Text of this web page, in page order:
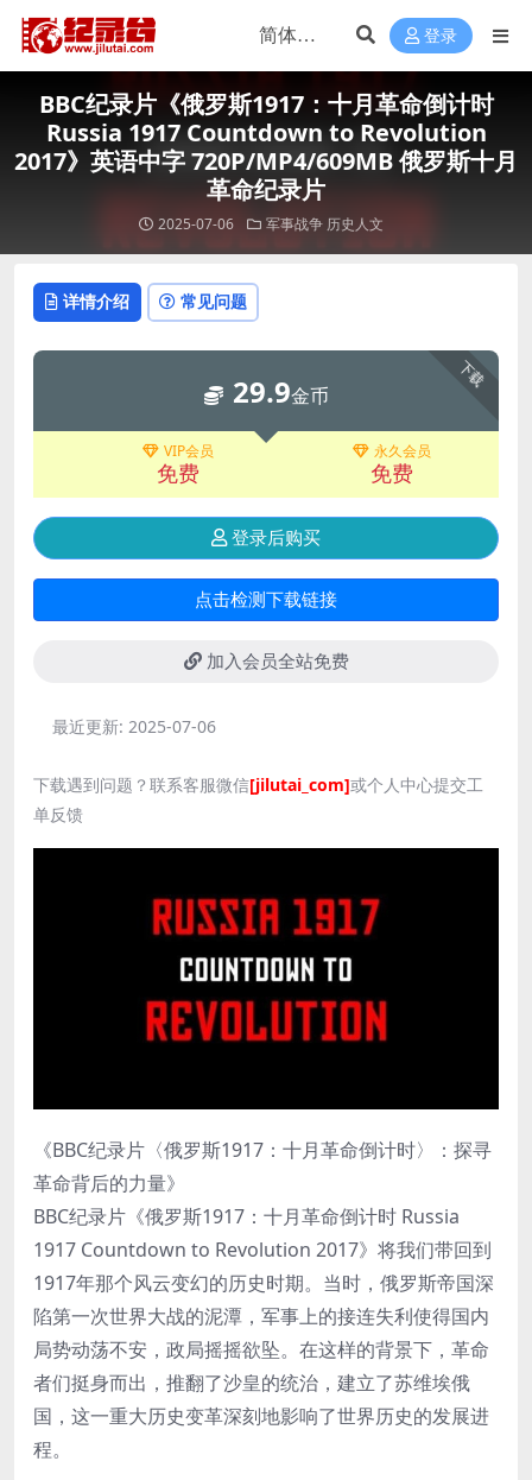
登录
BBC纪录片《俄罗斯1917：十月革命倒计时
Russia 1917 Countdown to Revolution
2017》英语中字 720P/MP4/609MB 俄罗斯十月
革命纪录片
2025-07-06 军事战争 历史人文
详情介绍 常见问题
下载
29.9金币
VIP会员
免费
永久会员
免费
登录后购买
点击检测下载链接
加入会员全站免费
最近更新: 2025-07-06
下载遇到问题？联系客服微信[jilutai_com]或个人中心提交工
单反馈
《BBC纪录片〈俄罗斯1917：十月革命倒计时〉：探寻
革命背后的力量》
BBC纪录片《俄罗斯1917：十月革命倒计时 Russia
1917 Countdown to Revolution 2017》将我们带回到
1917年那个风云变幻的历史时期。当时，俄罗斯帝国深
陷第一次世界大战的泥潭，军事上的接连失利使得国内
局势动荡不安，政局摇摇欲坠。在这样的背景下，革命
者们挺身而出，推翻了沙皇的统治，建立了苏维埃俄
国，这一重大历史变革深刻地影响了世界历史的发展进
程。